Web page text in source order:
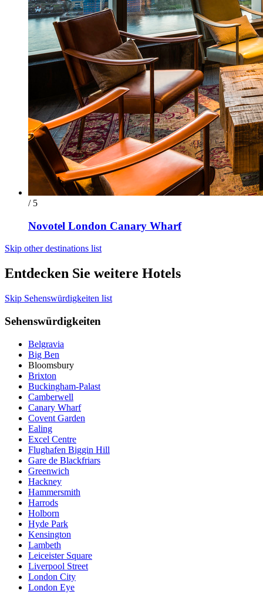
/ 5
Novotel London Canary Wharf
Skip other destinations list
Entdecken Sie weitere Hotels
Skip Sehenswürdigkeiten list
Sehenswürdigkeiten
Belgravia
Big Ben
Bloomsbury
Brixton
Buckingham-Palast
Camberwell
Canary Wharf
Covent Garden
Ealing
Excel Centre
Flughafen Biggin Hill
Gare de Blackfriars
Greenwich
Hackney
Hammersmith
Harrods
Holborn
Hyde Park
Kensington
Lambeth
Leiceister Square
Liverpool Street
London City
London Eye